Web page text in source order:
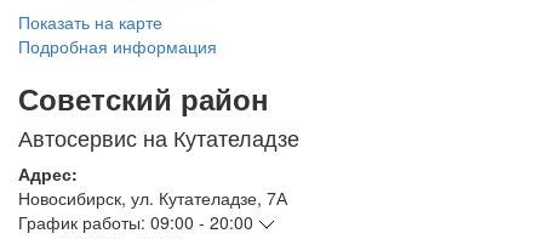
Показать на карте
Подробная информация
Советский район
Автосервис на Кутателадзе
Адрес:
Новосибирск, ул. Кутателадзе, 7А
График работы: 09:00 - 20:00